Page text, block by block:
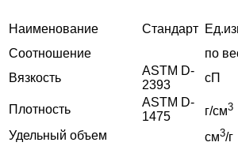
Наименование Стандарт
Соотношение
по
Вязкость
ASTM D-
2393
сП
Плотность
ASTM D-
1475
г/см3
Удельный объем
см3/г